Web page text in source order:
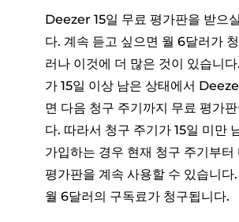
Deezer 15일 무료 평가판을 받으
다. 계속 듣고 싶으면 월 6달러가
러나 이것에 더 많은 것이 있습니다
가 15일 이상 남은 상태에서
면 다음 청구 주기까지 무료 평가판
다. 따라서 청구 주기가 15일 미만
가입하는 경우 현재 청구 주기부터
평가판을 계속 사용할 수 있습니다
월 6달러의 구독료가 청구됩니다.